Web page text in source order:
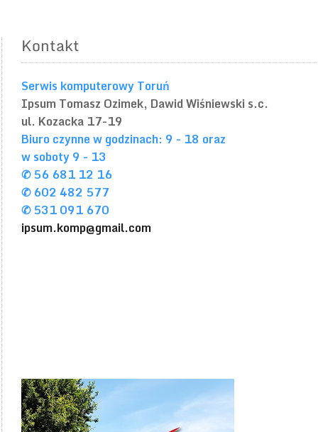
Kontakt
Serwis komputerowy Toruń
Ipsum Tomasz Ozimek, Dawid Wiśniewski s.c.
ul. Kozacka 17-19
Biuro czynne w godzinach: 9 - 18 oraz
w soboty 9 - 13
✆ 56 681 12 16
✆ 602 482 577
✆ 531 091 670
ipsum.komp@gmail.com